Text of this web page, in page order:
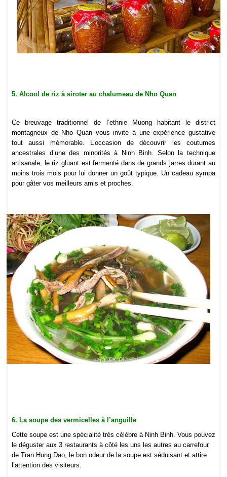
5. Alcool de riz à siroter au chalumeau de Nho Quan
Ce breuvage traditionnel de l’ethnie Muong habitant le district
montagneux de Nho Quan vous invite à une expérience gustative
tout aussi mémorable. L’occasion de découvrir les coutumes
ancestrales d’une des minorités à Ninh Binh. Selon la technique
artisanale, le riz gluant est fermenté dans de grands jarres durant au
moins trois mois pour lui donner un goût typique. Un cadeau sympa
pour gâter vos meilleurs amis et proches.
6. La soupe des vermicelles à l’anguille
Cette soupe est une spécialité très célèbre à Ninh Binh. Vous pouvez
le déguster aux 3 restaurants à côté les uns les autres au carrefour
de Tran Hung Dao, le bon odeur de la soupe est séduisant et attire
l’attention des visiteurs.